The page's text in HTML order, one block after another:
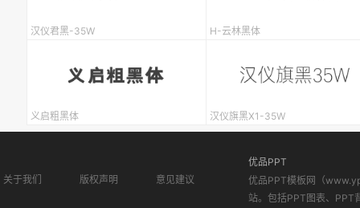
汉仪君黑-35W H-云林黑体
义启粗黑体 汉仪旗黑X1-35W
关于我们 版权声明 意见建议
优品PPT
优品PPT模板网（
站。包括PPT图表、PPT